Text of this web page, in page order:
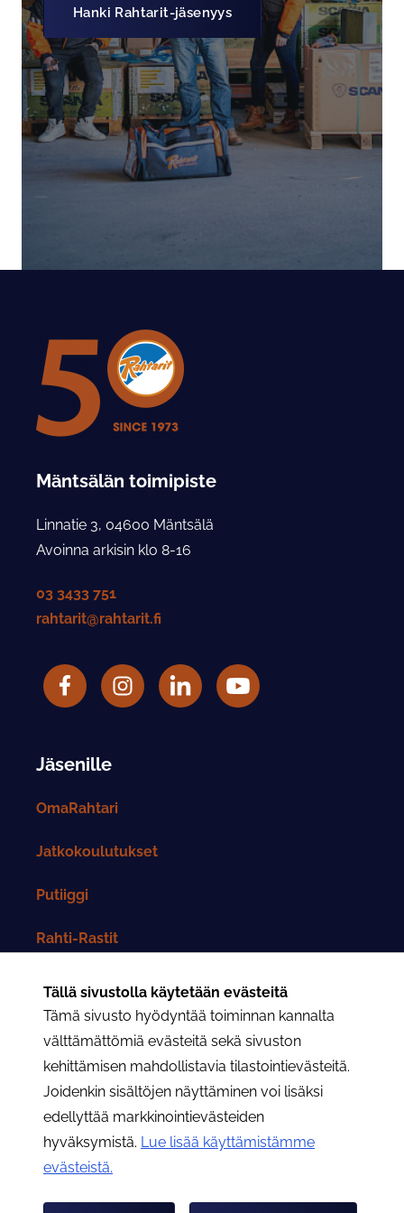
Tällä sivustolla käytetään evästeitä
Tämä sivusto hyödyntää toiminnan kannalta
välttämättömiä evästeitä sekä sivuston
kehittämisen mahdollistavia tilastointievästeitä.
Joidenkin sisältöjen näyttäminen voi lisäksi
edellyttää markkinointievästeiden
hyväksymistä. Lue lisää käyttämistämme
evästeistä.​​​​​​
Hanki Rahtarit-jäsenyys
Mäntsälän toimipiste
Linnatie 3, 04600 Mäntsälä
Avoinna arkisin klo 8-16
03 3433 751
rahtarit@rahtarit.fi
FacebookRahtarit ry Instagram-tili
LinkedIn Rahtarit ry YouTube-tili
Jäsenille
OmaRahtari
Jatkokoulutukset
Putiiggi
Rahti-Rastit
Rahtarit-lehti
Yhteystiedot
Rahtarit ry:n yhteystiedot
Osastojen yhteystiedot
Hae